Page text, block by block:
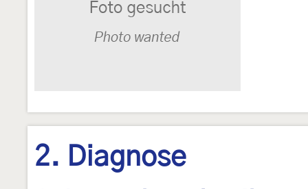
2. Diagnose